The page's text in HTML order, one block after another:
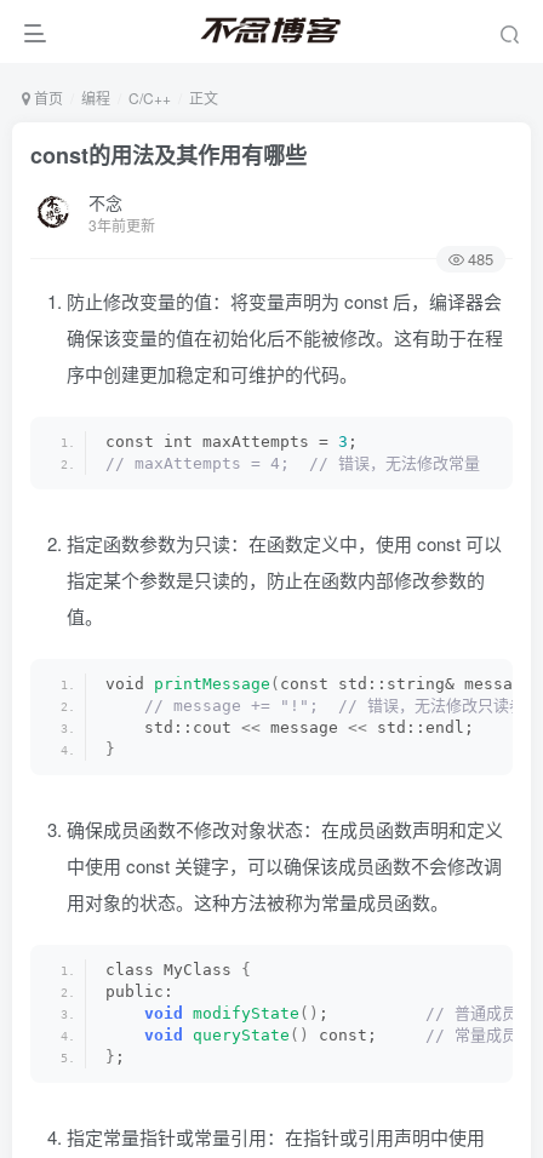
首页 编程 C/C++ 正文
const的用法及其作用有哪些
不念
3年前更新
485
防止修改变量的值：将变量声明为 const 后，编译器会
确保该变量的值在初始化后不能被修改。这有助于在程
序中创建更加稳定和可维护的代码。
const int maxAttempts = 3 ;
// maxAttempts = 4;  // 错误，无法修改常量
指定函数参数为只读：在函数定义中，使用 const 可以
指定某个参数是只读的，防止在函数内部修改参数的
值。
void printMessage ( const std::string& message
// message += "!";  // 错误，无法修改只读参数
    std::cout
<< message << std::endl;
}
确保成员函数不修改对象状态：在成员函数声明和定义
中使用 const 关键字，可以确保该成员函数不会修改调
用对象的状态。这种方法被称为常量成员函数。
class MyClass {
public:
void
modifyState () ;
// 普通成员函
void
queryState () const;
// 常量成员函
} ;
指定常量指针或常量引用：在指针或引用声明中使用